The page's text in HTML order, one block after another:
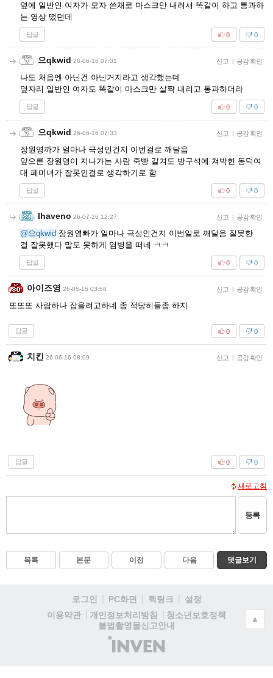
옆에 일반인 여자가 모자 쓴채로 마스크만 내려서 똑같이 하고 통과하
는 영상 떴던데
답글 0
0
으qkwid 26-06-16 07:31 신고 | 공감 확인
나도 처음엔 아닌건 아닌거지라고 생각했는데
옆자리 일반인 여자도 똑같이 마스크만 살짝 내리고 통과하더라
답글 0
0
으qkwid 26-06-16 07:33 신고 | 공감 확인
장원영까가 얼마나 극성인건지 이번걸로 깨달음
앞으론 장원영이 지나가는 사람 죽빵 갈겨도 방구석에 쳐박힌 동덕여
대 페미녀가 잘못인걸로 생각하기로 함
답글 0
0
Ihaveno 26-07-26 12:27 신고 | 공감 확인
@으qkwid 장원영빠가 얼마나 극성인건지 이번일로 깨달음 잘못한
걸 잘못했다 말도 못하게 염병을 떠네 ㅋㅋ
답글 0
0
아이즈영 26-06-16 03:58 신고 | 공감 확인
또또또 사람하나 잡을려고하네 좀 적당히들좀 하지
답글 0
0
치킨 26-06-16 08:09 신고 | 공감 확인
답글 0
0
새로고침
등록
목록 본문 이전 다음 댓글보기
로그인 PC화면 퀵링크
설정
이용약관
개인정보처리방침
청소년보호정책
불법촬영물신고안내
(주)
인
▲